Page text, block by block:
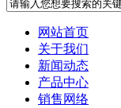
网站首页
关于我们
新闻动态
产品中心
销售网络